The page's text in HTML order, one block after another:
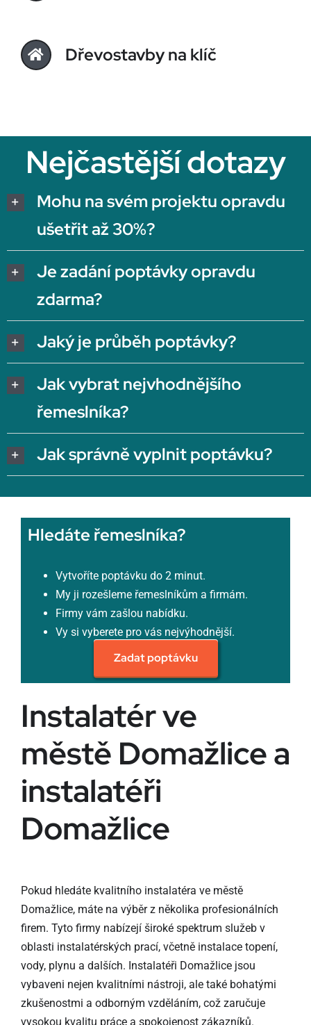
Dřevostavby na klíč
Nejčastější dotazy
Mohu na svém projektu opravdu
ušetřit až 30%?
Je zadání poptávky opravdu
zdarma?
Jaký je průběh poptávky?
Jak vybrat nejvhodnějšího
řemeslníka?
Jak správně vyplnit poptávku?
Hledáte řemeslníka?
Vytvoříte poptávku do 2 minut.
My ji rozešleme řemeslníkům a firmám.
Firmy vám zašlou nabídku.
Vy si vyberete pro vás nejvýhodnější.
Zadat poptávku
Instalatér ve
městě Domažlice a
instalatéři
Domažlice
Pokud hledáte kvalitního instalatéra ve městě
Domažlice, máte na výběr z několika profesionálních
firem. Tyto firmy nabízejí široké spektrum služeb v
oblasti instalatérských prací, včetně instalace topení,
vody, plynu a dalších. Instalatéři Domažlice jsou
vybaveni nejen kvalitními nástroji, ale také bohatými
zkušenostmi a odborným vzděláním, což zaručuje
vysokou kvalitu práce a spokojenost zákazníků.